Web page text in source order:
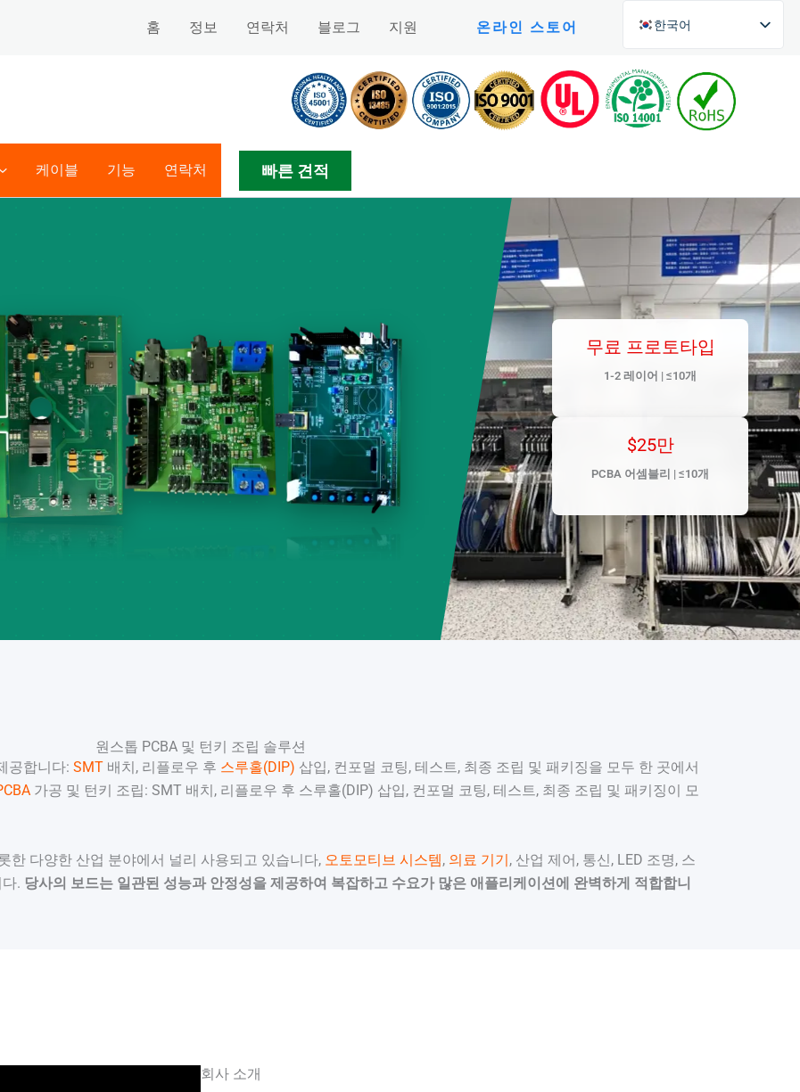
홈 정보 연락처 블로그 지원 온라인 스토어
한국어
English (UK)
Czech
Silesian
Danish
Bosnian
Spanish
Japanese
Persian
German (Formal)
German (Austria)
Finnish
Vietnamese
케이블 기능 연락처 빠른 견적
무료 프로토타입
1-2 레이어 | ≤10개
$25만
PCBA 어셈블리 | ≤10개
원스톱 PCBA 및 턴키 조립 솔루션
공합니다: SMT 배치, 리플로우 후 스루홀(DIP) 삽입, 컨포멀 코팅, 테스트, 최종 조립 및 패키징을 모두 한 곳에서
가공 및 턴키 조립: SMT 배치, 리플로우 후 스루홀(DIP) 삽입, 컨포멀 코팅, 테스트, 최종 조립 및 패키징이 모
한 다양한 산업 분야에서 널리 사용되고 있습니다, 오토모티브 시스템, 의료 기기, 산업 제어, 통신, LED 조명, 스
. 당사의 보드는 일관된 성능과 안정성을 제공하여 복잡하고 수요가 많은 애플리케이션에 완벽하게 적합합니
회사 소개